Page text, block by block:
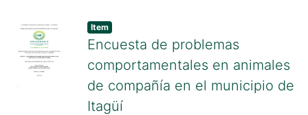
comunidades.
programa de adopción y manutención
de animales de compañía en este tipo
de establecimientos.
Item
Encuesta de problemas
comportamentales en animales
de compañía en el municipio de
Itagüí